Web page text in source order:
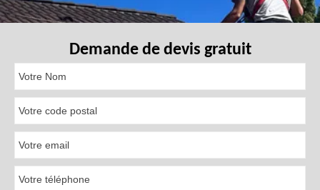
Demande de devis gratuit